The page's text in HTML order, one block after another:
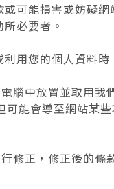
可能損害或妨礙
必要者。
用您的個人資料
腦中放置並取用
能會導至網站某些
修正，修正後的條